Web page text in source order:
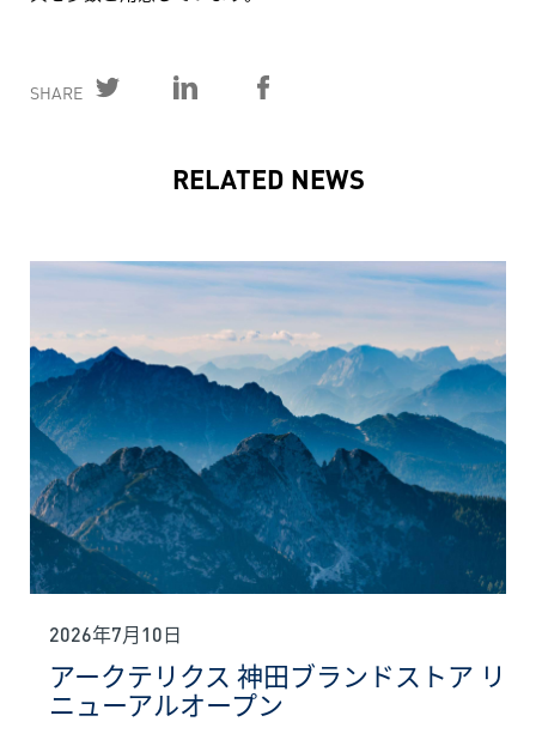
SHARE
RELATED NEWS
2026年7月10日
アークテリクス 神田ブランドストア リ
ニューアルオープン